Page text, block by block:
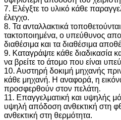
7. Ελέγξτε το υλικό κάθε
έλεγχο.
8. Τα ανταλλακτικά
τακτοποιημένα, ο υπεύθυνος
διαθέσιμα και τα διαθέσιμα
9. Καταγράψτε κάθε διαδικασία
να βρείτε το άτομο που είναι
10. Αυστηρή δοκιμή μηχανής
κάθε μηχανή. Η αναφορά, η
προσφερθούν στον πελάτη.
11. Επαγγελματική και υψηλής
υψηλή απόδοση ανθεκτική στη
ανθεκτική στη θερμότητα.